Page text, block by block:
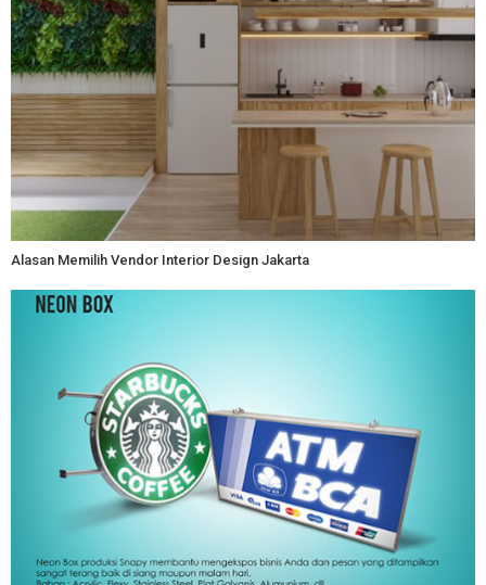
Alasan Memilih Vendor Interior Design Jakarta